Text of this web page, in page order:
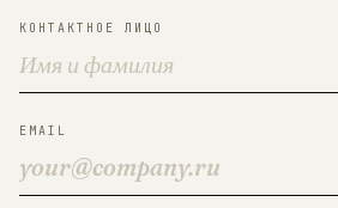
КОНТАКТНОЕ ЛИЦО
EMAIL